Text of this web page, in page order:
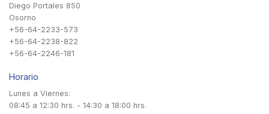
Diego Portales 850
Osorno
+56-64-2233-573
+56-64-2238-822
+56-64-2246-181
Horario
Lunes a Viernes:
08:45 a 12:30 hrs. - 14:30 a 18:00 hrs.